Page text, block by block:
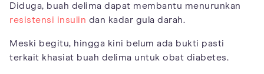
Diduga, buah delima dapat membantu menurunkan
resistensi insulin dan kadar gula darah.
Meski begitu, hingga kini belum ada bukti pasti
terkait khasiat buah delima untuk obat diabetes.